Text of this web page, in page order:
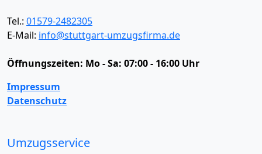
Tel.: 01579-2482305
E-Mail: info@stuttgart-umzugsfirma.de
Öffnungszeiten: Mo - Sa: 07:00 - 16:00 Uhr
Impressum
Datenschutz
Umzugsservice